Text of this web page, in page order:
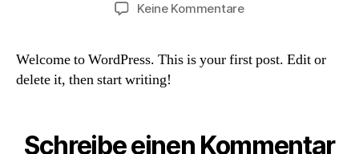
Keine Kommentarezu
Welcome to WordPress. This is your first post. Edit or
delete it, then start writing!
Schreibe einen Kommentar